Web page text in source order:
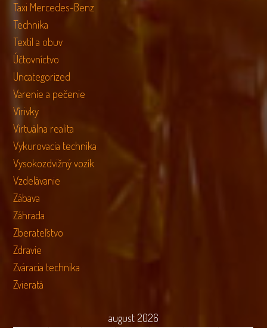
Taxi Mercedes-Benz
Technika
Textil a obuv
Účtovníctvo
Uncategorized
Varenie a pečenie
Vírivky
Virtuálna realita
Vykurovacia technika
Vysokozdvižný vozík
Vzdelávanie
Zábava
Záhrada
Zberateľstvo
Zdravie
Zváracia technika
Zvieratá
august 2026